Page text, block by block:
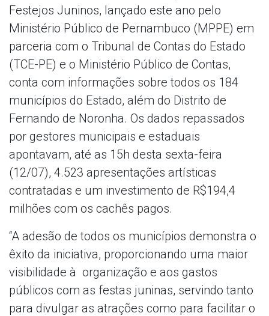
Festejos Juninos, lançado este ano pelo
Ministério Público de Pernambuco (MPPE) em
parceria com o Tribunal de Contas do Estado
(TCE-PE) e o Ministério Público de Contas,
conta com informações sobre todos os 184
municípios do Estado, além do Distrito de
Fernando de Noronha. Os dados repassados
por gestores municipais e estaduais
apontavam, até as 15h desta sexta-feira
(12/07), 4.523 apresentações artísticas
contratadas e um investimento de R$194,4
milhões com os cachês pagos.
“A adesão de todos os municípios demonstra o
êxito da iniciativa, proporcionando uma maior
visibilidade à organização e aos gastos
públicos com as festas juninas, servindo tanto
para divulgar as atrações como para facilitar o